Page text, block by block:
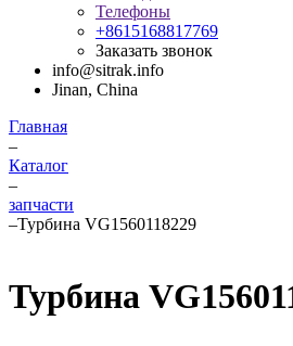
Телефоны
+8615168817769
Заказать звонок
info@sitrak.info
Jinan, China
Главная
–
Каталог
–
запчасти
–Турбина VG1560118229
Турбина